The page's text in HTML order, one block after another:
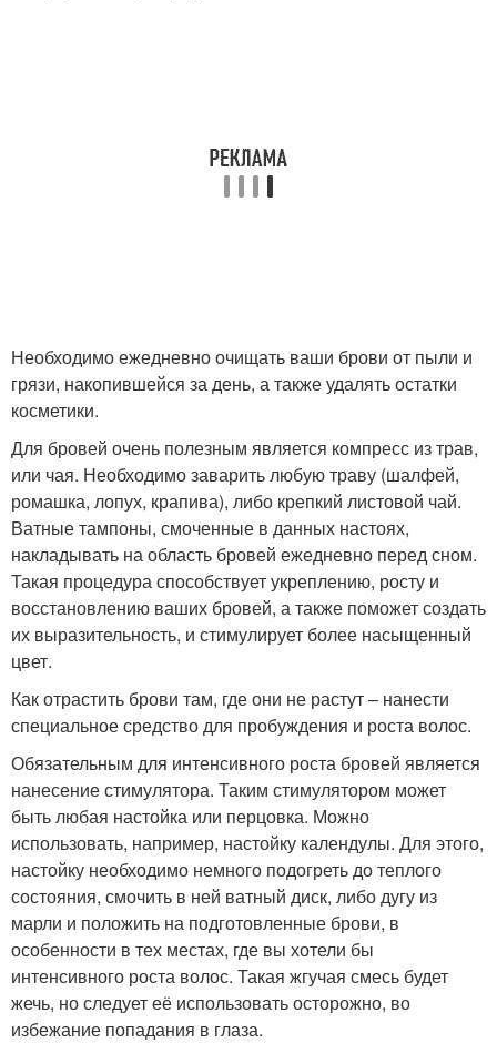
Необходимо ежедневно очищать ваши брови от пыли и
грязи, накопившейся за день, а также удалять остатки
косметики.
Для бровей очень полезным является компресс из трав,
или чая. Необходимо заварить любую траву (шалфей,
ромашка, лопух, крапива), либо крепкий листовой чай.
Ватные тампоны, смоченные в данных настоях,
накладывать на область бровей ежедневно перед сном.
Такая процедура способствует укреплению, росту и
восстановлению ваших бровей, а также поможет создать
их выразительность, и стимулирует более насыщенный
цвет.
Как отрастить брови там, где они не растут – нанести
специальное средство для пробуждения и роста волос.
Обязательным для интенсивного роста бровей является
нанесение стимулятора. Таким стимулятором может
быть любая настойка или перцовка. Можно
использовать, например, настойку календулы. Для этого,
настойку необходимо немного подогреть до теплого
состояния, смочить в ней ватный диск, либо дугу из
марли и положить на подготовленные брови, в
особенности в тех местах, где вы хотели бы
интенсивного роста волос. Такая жгучая смесь будет
жечь, но следует её использовать осторожно, во
избежание попадания в глаза.